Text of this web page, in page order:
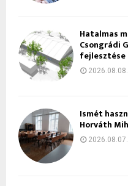
Hatalmas
Csongrádi
fejlesztése
2026.08.08.
Ismét
Horváth
2026.08.07.